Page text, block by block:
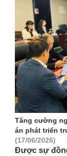
Tăng cường
án phát triển
(17/06/2026)
Được sự